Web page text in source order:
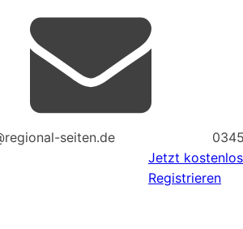
seiten.de
Jetzt kostenlos
Registrieren